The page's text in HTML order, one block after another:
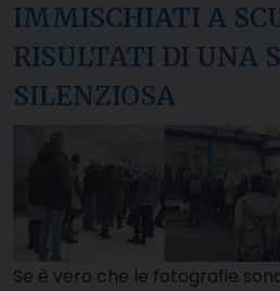
IMMISCHIATI A
RISULTATI DI UNA
SILENZIOSA
Se è vero che le fotografie